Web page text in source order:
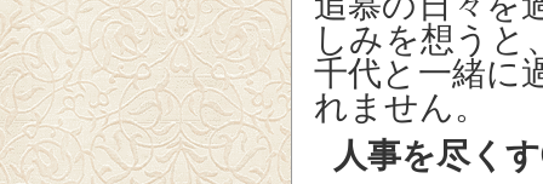
しみを想うと
千代と一緒に
れません。
人事を尽く